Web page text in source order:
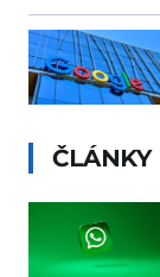
ČLÁNKY